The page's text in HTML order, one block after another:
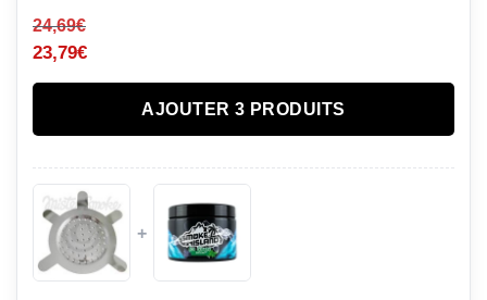
24,69€
23,79€
AJOUTER 3 PRODUITS
+